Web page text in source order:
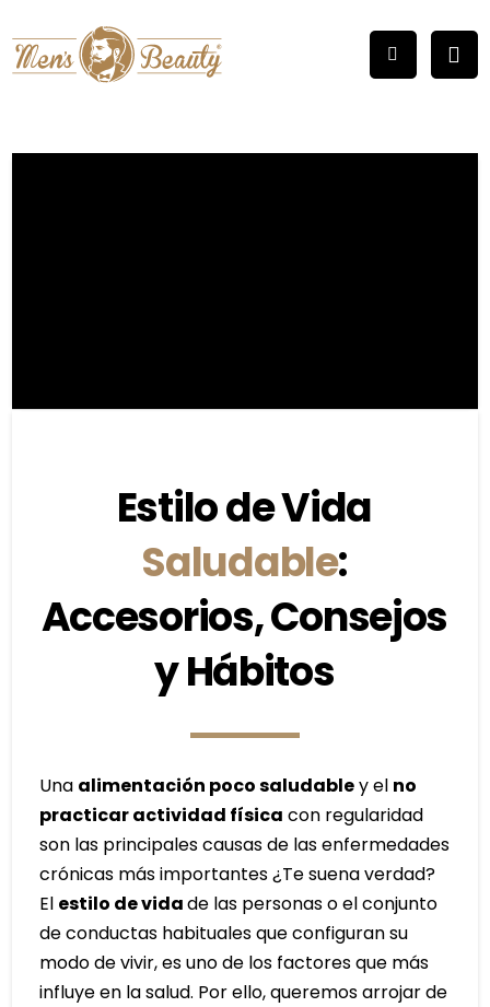
Estilo de Vida
Saludable:
Accesorios, Consejos
y Hábitos
Una alimentación poco saludabley el no
practicar actividad física con regularidad
son las principales causas de las enfermedades
crónicas más importantes ¿Te suena verdad?
El estilo de vidade las personas o el conjunto
de conductas habituales que configuran su
modo de vivir, es uno de los factores que más
influye en la salud. Por ello, queremos arrojar de